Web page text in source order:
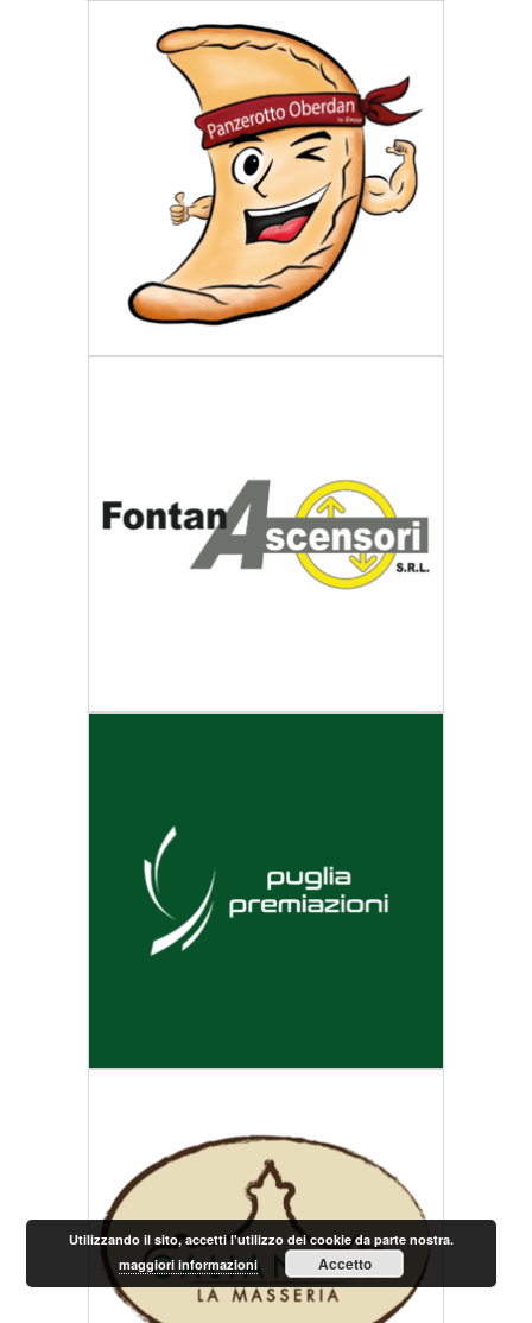
Utilizzando il sito, accetti l'utilizzo dei cookie da parte nostra.
maggiori informazioni
Accetto